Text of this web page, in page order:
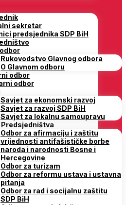
sekretar
predsjednika SDP BiH
Rukovodstvo Glavnog odbora
O Glavnom odboru
odbor
odbor
Savjet za ekonomski razvoj
Savjet za razvoj SDP BiH
Savjet za lokalnu samoupravu
Predsjedništva
Odbor za afirmaciju i zaštitu
vrijednosti antifašističke borbe
naroda i narodnosti Bosne i
Hercegovine
Odbor za turizam
Odbor za reformu ustava i ustavna
pitanja
Odbor za rad i socijalnu zaštitu
SDP BiH